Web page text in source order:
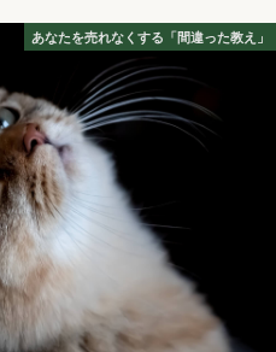
あなたを売れなくする「間違った教え」